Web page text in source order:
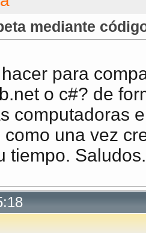
mediante
para
o c#? de
computadoras
una vez
tiempo.